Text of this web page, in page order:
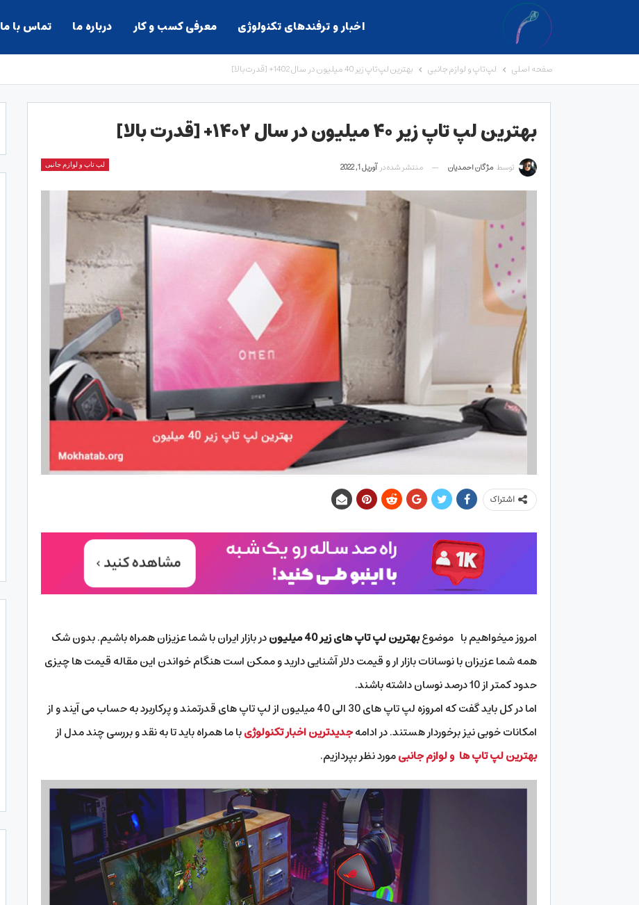
اخبار و ترفندهای تکنولوژی معرفی کسب و کار درباره ما تماس با ما
صفحه اصلی لپ تاپ و لوازم جانبی بهترین لپ تاپ زیر 40 میلیون در سال 1402+ [قدرت بالا]
بهترین لپ تاپ زیر ۴۰ میلیون در سال ۱۴۰۲+ [قدرت بالا]
لپ تاپ و لوازم جانبی توسط مژگان احمدیان منتشر شده در آوریل 1, 2022
اشتراک
امروز میخواهیم با موضوعبهترین لپ تاپ های زیر 40 میلیون
در بازار ایران با شما عزیزان همراه باشیم. بدون شک
همه شما عزیزان با نوسانات بازار ار و قیمت دلار آشنایی دارید و ممکن است هنگام خواندن این مقاله قیمت ها چیزی
حدود کمتر از 10 درصد نوسان داشته باشند.
اما در کل باید گفت که امروزه لپ تاپ های 30 الی 40 میلیون از لپ تاپ های قدرتمند و پرکاربرد به حساب می آیند و از
امکانات خوبی نیز برخوردار هستند. در ادامهجدیدترین اخبار تکنولوژیبا ما همراه باید تا به نقد و بررسی چند مدل از
بهترین لپ تاپ ها و لوازم جانبیمورد نظر بپردازیم.